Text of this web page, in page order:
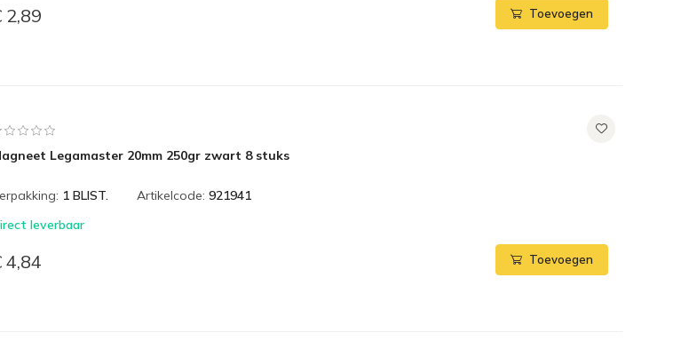
2,89 Toevoegen
Legamaster 20mm 250gr zwart 8 stuks
1 BLIST. Artikelcode: 921941
leverbaar
4,84 Toevoegen